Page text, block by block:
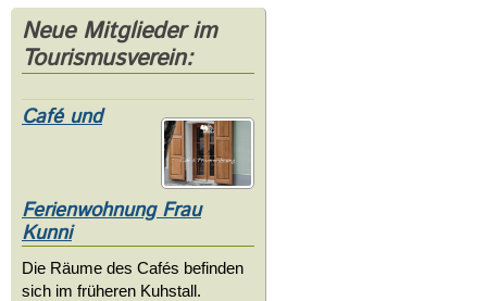
Neue Mitglieder im
Tourismusverein:
Café und
Ferienwohnung Frau
Kunni
Die Räume des Cafés befinden
sich im früheren Kuhstall.